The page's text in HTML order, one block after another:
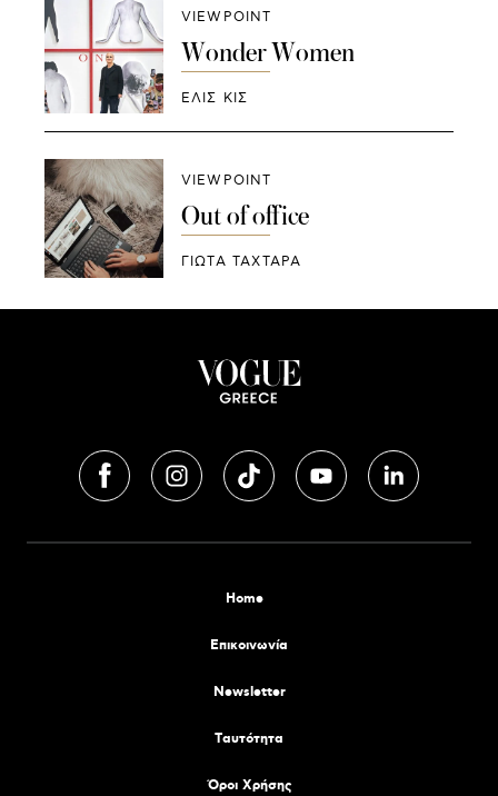
VIEWPOINT
Wonder Women
ΕΛΙΣ ΚΙΣ
VIEWPOINT
Out of office
ΓΙΩΤΑ ΤΑΧΤΑΡΑ
Home
Επικοινωνία
Newsletter
Tαυτότητα
Όροι Χρήσης